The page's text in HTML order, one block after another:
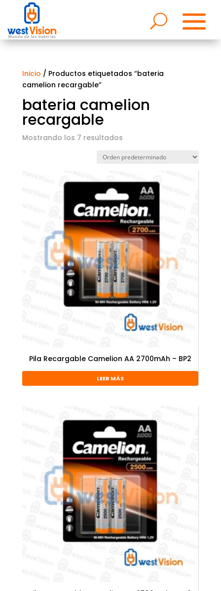
Inicio / Productos etiquetados “bateria
camelion recargable”
bateria camelion
recargable
Mostrando los 7 resultados
Pila Recargable Camelion AA 2700mAh – BP2
LEER MÁS